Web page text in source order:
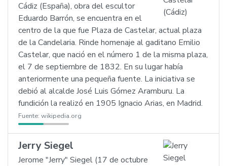
Cádiz (España), obra del escultor
Eduardo Barrón, se encuentra en el
centro de la que fue Plaza de Castelar, actual plaza
de la Candelaria. Rinde homenaje al gaditano Emilio
Castelar, que nació en el número 1 de la misma plaza,
el 7 de septiembre de 1832. En su lugar había
anteriormente una pequeña fuente. La iniciativa se
debió al alcalde José Luis Gómez Aramburu. La
fundición la realizó en 1905 Ignacio Arias, en Madrid.
Fuente: wikipedia.org
Jerry Siegel
Jerome "Jerry" Siegel (17 de octubre